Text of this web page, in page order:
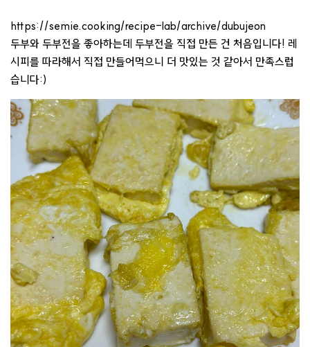
https://semie.cooking/recipe-lab/archive/dubujeon
두부와 두부전을 좋아하는데 두부전을 직접 만든 건 처음입니다! 레
시피를 따라해서 직접 만들어먹으니 더 맛있는 것 같아서 만족스럽
습니다:)